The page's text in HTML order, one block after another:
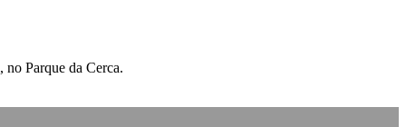
Parque da Cerca.